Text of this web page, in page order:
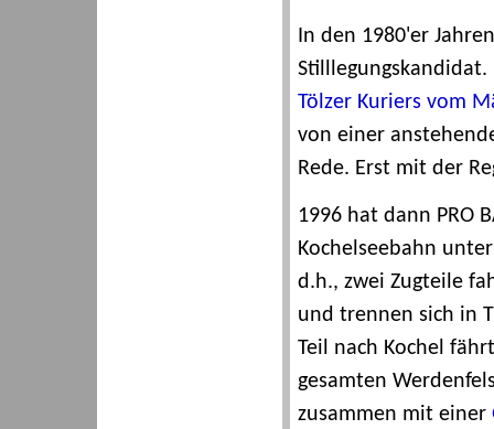
In den 1980'er
Tölzer Kuriers vom
von einer
Rede. Erst mit der
1996 hat dann PRO
Kochelseebahn
d.h., zwei Zugteile
und trennen sich in
Teil nach Kochel
gesamten
zusammen mit einer